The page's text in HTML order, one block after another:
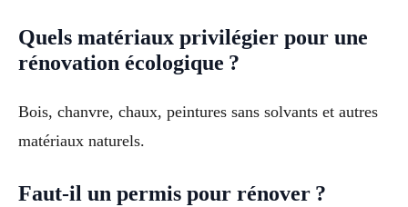
Quels matériaux privilégier pour une
rénovation écologique ?
Bois, chanvre, chaux, peintures sans solvants et autres
matériaux naturels.
Faut-il un permis pour rénover ?